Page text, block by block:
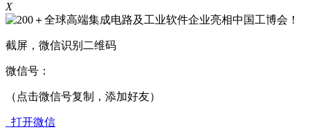
X
截屏，微信识别二维码
微信号：
（点击微信号复制，添加好友）
打开微信